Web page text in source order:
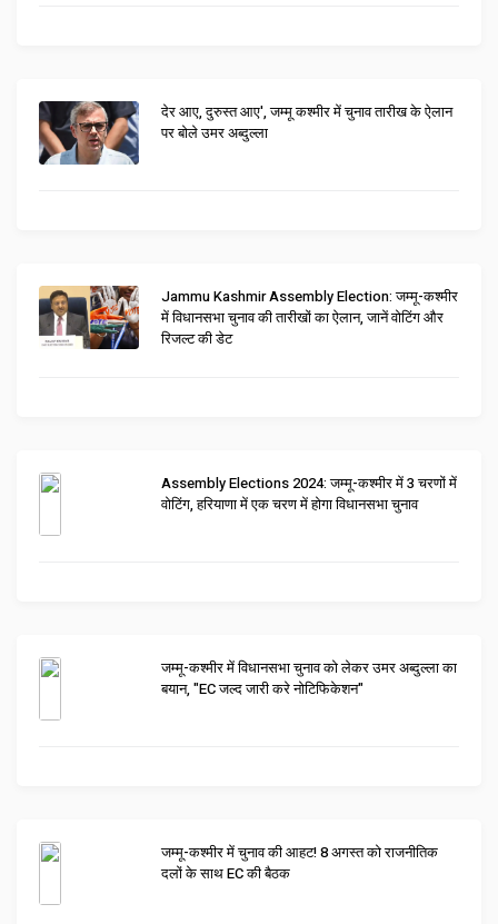
देर आए, दुरुस्त आए', जम्मू कश्मीर में चुनाव तारीख के ऐलान
पर बोले उमर अब्दुल्ला
Jammu Kashmir Assembly Election: जम्मू-कश्मीर
में विधानसभा चुनाव की तारीखों का ऐलान, जानें वोटिंग और
रिजल्ट की डेट
Assembly Elections 2024: जम्मू-कश्मीर में 3 चरणों में
वोटिंग, हरियाणा में एक चरण में होगा विधानसभा चुनाव
जम्मू-कश्मीर में विधानसभा चुनाव को लेकर उमर अब्दुल्ला का
बयान, "EC जल्द जारी करे नोटिफिकेशन"
जम्मू-कश्मीर में चुनाव की आहट! 8 अगस्त को राजनीतिक
दलों के साथ EC की बैठक